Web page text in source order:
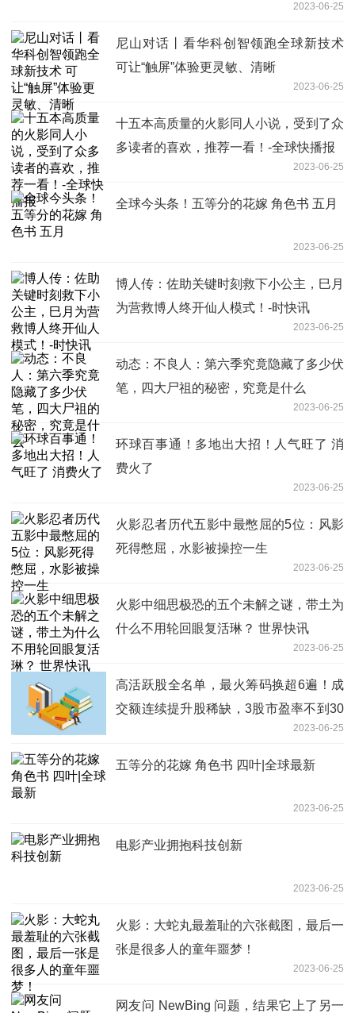
2023-06-25
尼山对话丨看华科创智领跑全球新技术
可让“触屏”体验更灵敏、清晰
2023-06-25
十五本高质量的火影同人小说，受到了众
多读者的喜欢，推荐一看！-全球快播报
2023-06-25
全球今头条！五等分的花嫁 角色书 五月
2023-06-25
博人传：佐助关键时刻救下小公主，巳月
为营救博人终开仙人模式！-时快讯
2023-06-25
动态：不良人：第六季究竟隐藏了多少伏
笔，四大尸祖的秘密，究竟是什么
2023-06-25
环球百事通！多地出大招！人气旺了 消
费火了
2023-06-25
火影忍者历代五影中最憋屈的5位：风影
死得憋屈，水影被操控一生
2023-06-25
火影中细思极恐的五个未解之谜，带土为
什么不用轮回眼复活琳？ 世界快讯
2023-06-25
高活跃股全名单，最火筹码换超6遍！成
交额连续提升股稀缺，3股市盈率不到30
2023-06-25
五等分的花嫁 角色书 四叶|全球最新
2023-06-25
电影产业拥抱科技创新
2023-06-25
火影：大蛇丸最羞耻的六张截图，最后一
张是很多人的童年噩梦！
2023-06-25
网友问 NewBing 问题，结果它上了另一